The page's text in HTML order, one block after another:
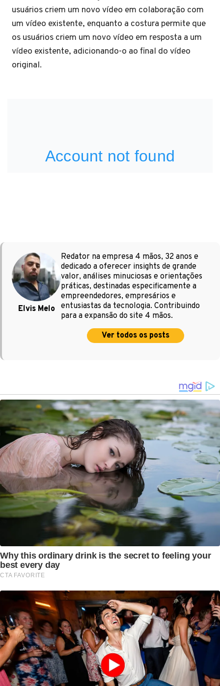
usuários criem um novo vídeo em colaboração com
um vídeo existente, enquanto a costura permite que
os usuários criem um novo vídeo em resposta a um
vídeo existente, adicionando-o ao final do vídeo
original.
Elvis Melo
Redator na empresa 4 mãos, 32 anos e
dedicado a oferecer insights de grande
valor, análises minuciosas e orientações
práticas, destinadas especificamente a
empreendedores, empresários e
entusiastas da tecnologia. Contribuindo
para a expansão do site 4 mãos.
Ver todos os posts